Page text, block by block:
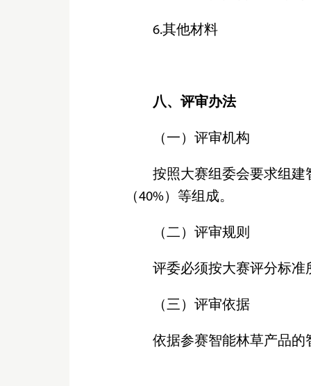
6.其他材料
八、评审办法
（一）评审机构
按照大赛组委会要求组建
（40%）等组成。
（二）评审规则
评委必须按大赛评分标
（三）评审依据
依据参赛智能林草产品